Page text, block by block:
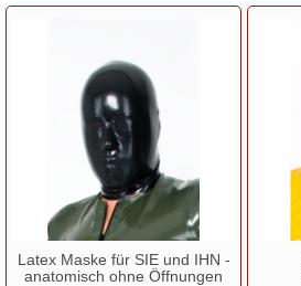
Latex Maske für SIE und IHN -
anatomisch ohne Öffnungen